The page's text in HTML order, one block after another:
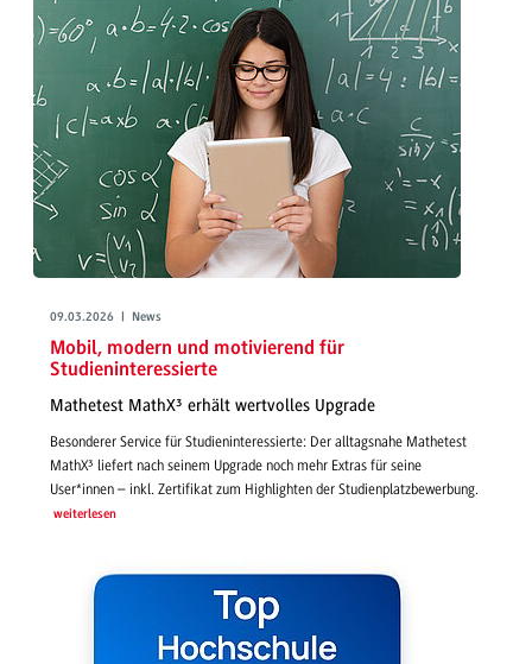
09.03.2026 | News
Mobil, modern und motivierend für
Studieninteressierte
Mathetest MathX³ erhält wertvolles Upgrade
Besonderer Service für Studieninteressierte: Der alltagsnahe Mathetest
MathX³ liefert nach seinem Upgrade noch mehr Extras für seine
User*innen – inkl. Zertifikat zum Highlighten der Studienplatzbewerbung.
weiterlesen